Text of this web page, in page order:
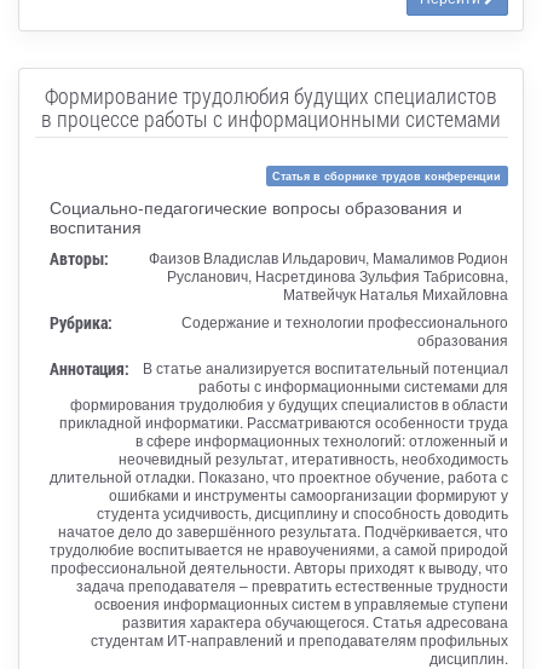
Формирование трудолюбия будущих специалистов
в процессе работы с информационными системами
Статья в сборнике трудов конференции
Социально-педагогические вопросы образования и
воспитания
Авторы:
Фаизов Владислав Ильдарович, Мамалимов Родион
Русланович, Насретдинова Зульфия Табрисовна,
Матвейчук Наталья Михайловна
Рубрика:
Содержание и технологии профессионального
образования
Аннотация:
В статье анализируется воспитательный потенциал
работы с информационными системами для
формирования трудолюбия у будущих специалистов в области
прикладной информатики. Рассматриваются особенности труда
в сфере информационных технологий: отложенный и
неочевидный результат, итеративность, необходимость
длительной отладки. Показано, что проектное обучение, работа с
ошибками и инструменты самоорганизации формируют у
студента усидчивость, дисциплину и способность доводить
начатое дело до завершённого результата. Подчёркивается, что
трудолюбие воспитывается не нравоучениями, а самой природой
профессиональной деятельности. Авторы приходят к выводу, что
задача преподавателя – превратить естественные трудности
освоения информационных систем в управляемые ступени
развития характера обучающегося. Статья адресована
студентам ИТ-направлений и преподавателям профильных
дисциплин.